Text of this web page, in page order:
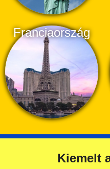
Franciaország
Kiemelt